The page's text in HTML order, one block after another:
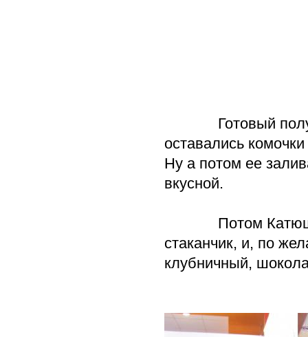
Готовый
оставались
Ну а потом ее
вкусной.
Потом Катюшка,
стаканчик, и, по
клубничный,